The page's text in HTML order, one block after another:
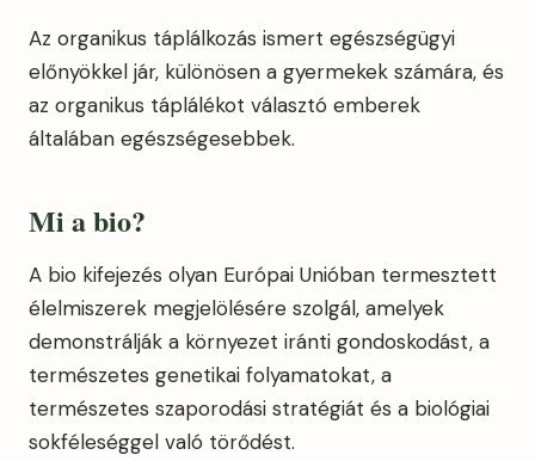
Az organikus táplálkozás ismert egészségügyi
előnyökkel jár, különösen a gyermekek számára, és
az organikus táplálékot választó emberek
általában egészségesebbek.
Mi a bio?
A bio kifejezés olyan Európai Unióban termesztett
élelmiszerek megjelölésére szolgál, amelyek
demonstrálják a környezet iránti gondoskodást, a
természetes genetikai folyamatokat, a
természetes szaporodási stratégiát és a biológiai
sokféleséggel való törődést.